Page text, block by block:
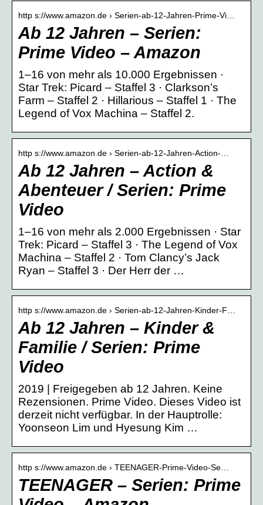
http s://www.amazon.de › Serien-ab-12-Jahren-Prime-Vi…
Ab 12 Jahren – Serien:
Prime Video – Amazon
1–16 von mehr als 10.000 Ergebnissen ·
Star Trek: Picard – Staffel 3 · Clarkson’s
Farm – Staffel 2 · Hillarious – Staffel 1 · The
Legend of Vox Machina – Staffel 2.
http s://www.amazon.de › Serien-ab-12-Jahren-Action-…
Ab 12 Jahren – Action &
Abenteuer / Serien: Prime
Video
1–16 von mehr als 2.000 Ergebnissen · Star
Trek: Picard – Staffel 3 · The Legend of Vox
Machina – Staffel 2 · Tom Clancy’s Jack
Ryan – Staffel 3 · Der Herr der …
http s://www.amazon.de › Serien-ab-12-Jahren-Kinder-F…
Ab 12 Jahren – Kinder &
Familie / Serien: Prime
Video
2019 | Freigegeben ab 12 Jahren. Keine
Rezensionen. Prime Video. Dieses Video ist
derzeit nicht verfügbar. In der Hauptrolle:
Yoonseon Lim und Hyesung Kim …
http s://www.amazon.de › TEENAGER-Prime-Video-Se…
TEENAGER – Serien: Prime